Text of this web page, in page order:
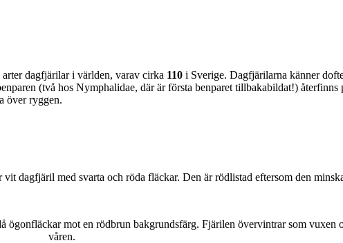
arter dagfjärilar i världen, varav cirka 110 i Sverige. Dagfjärilarna känner
(två hos Nymphalidae, där är första benparet tillbakabildat!) återfinns
över ryggen.
dagfjäril med svarta och röda fläckar. Den är rödlistad eftersom den
ögonfläckar mot en rödbrun bakgrundsfärg. Fjärilen övervintrar som vuxen
våren.